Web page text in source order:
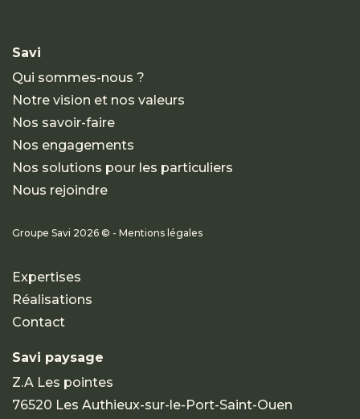
Savi
Qui sommes-nous ?
Notre vision et nos valeurs
Nos savoir-faire
Nos engagements
Nos solutions pour les particuliers
Nous rejoindre
Groupe Savi 2026 © - Mentions légales
Expertises
Réalisations
Contact
Savi paysage
Z.A Les pointes
76520 Les Authieux-sur-le-Port-Saint-Ouen